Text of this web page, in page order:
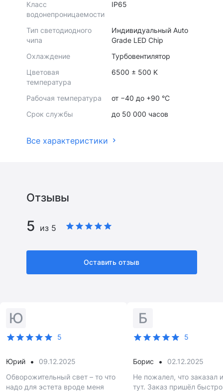
Класс
водонепроницаемости
IP65
Тип светодиодного
чипа
Индивидуальный Auto
Grade LED Chip
Охлаждение
Турбовентилятор
Цветовая
температура
6500 ± 500 K
Рабочая температура
от −40 до +90 °С
Срок службы
до 50 000 часов
Все характеристики
Отзывы
5 из 5
Оставить отзыв
Ю
5
Юрий •
09.12.2025
Обворожительный свет – то что
надо для эстета вроде меня
Б
5
Борис •
02.12.2025
Не пожалел, что заказал
тут. Заказ пришёл